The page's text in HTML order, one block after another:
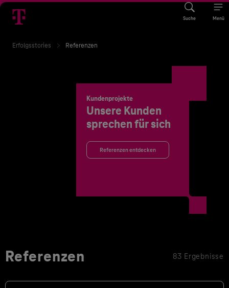
Suche Menü
Erfolgsstories Referenzen
Kundenprojekte
Unsere Kunden
sprechen für sich
Referenzen entdecken
Referenzen 83 Ergebnisse